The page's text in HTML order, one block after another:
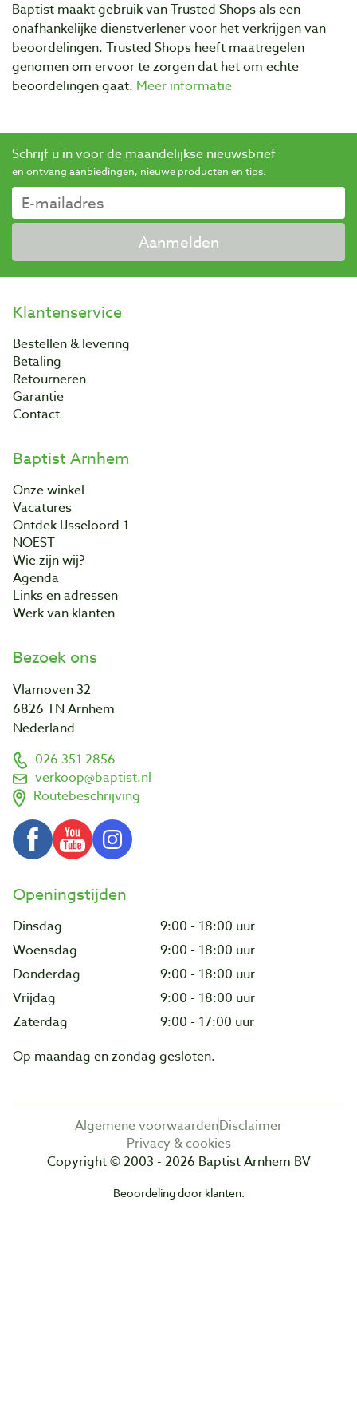
Baptist maakt gebruik van Trusted Shops als een
onafhankelijke dienstverlener voor het verkrijgen van
beoordelingen. Trusted Shops heeft maatregelen
genomen om ervoor te zorgen dat het om echte
beoordelingen gaat. Meer informatie
Schrijf u in voor de maandelijkse nieuwsbrief
en ontvang aanbiedingen, nieuwe producten en tips.
Aanmelden
Klantenservice
Bestellen & levering
Betaling
Retourneren
Garantie
Contact
Baptist Arnhem
Onze winkel
Vacatures
Ontdek IJsseloord 1
NOEST
Wie zijn wij?
Agenda
Links en adressen
Werk van klanten
Bezoek ons
Vlamoven 32
6826 TN Arnhem
Nederland
026 351 2856
verkoop@baptist.nl
Routebeschrijving
Openingstijden
Dinsdag
9:00 - 18:00 uur
Woensdag
9:00 - 18:00 uur
Donderdag
9:00 - 18:00 uur
Vrijdag
9:00 - 18:00 uur
Zaterdag
9:00 - 17:00 uur
Op maandag en zondag gesloten.
Algemene voorwaardenDisclaimer
Privacy & cookies
Copyright © 2003 - 2026 Baptist Arnhem BV
Beoordeling door klanten: